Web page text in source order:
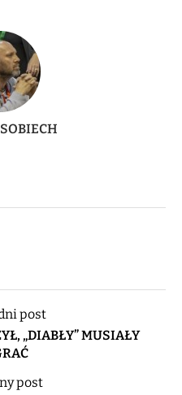
post
„DIABŁY” MUSIAŁY
post